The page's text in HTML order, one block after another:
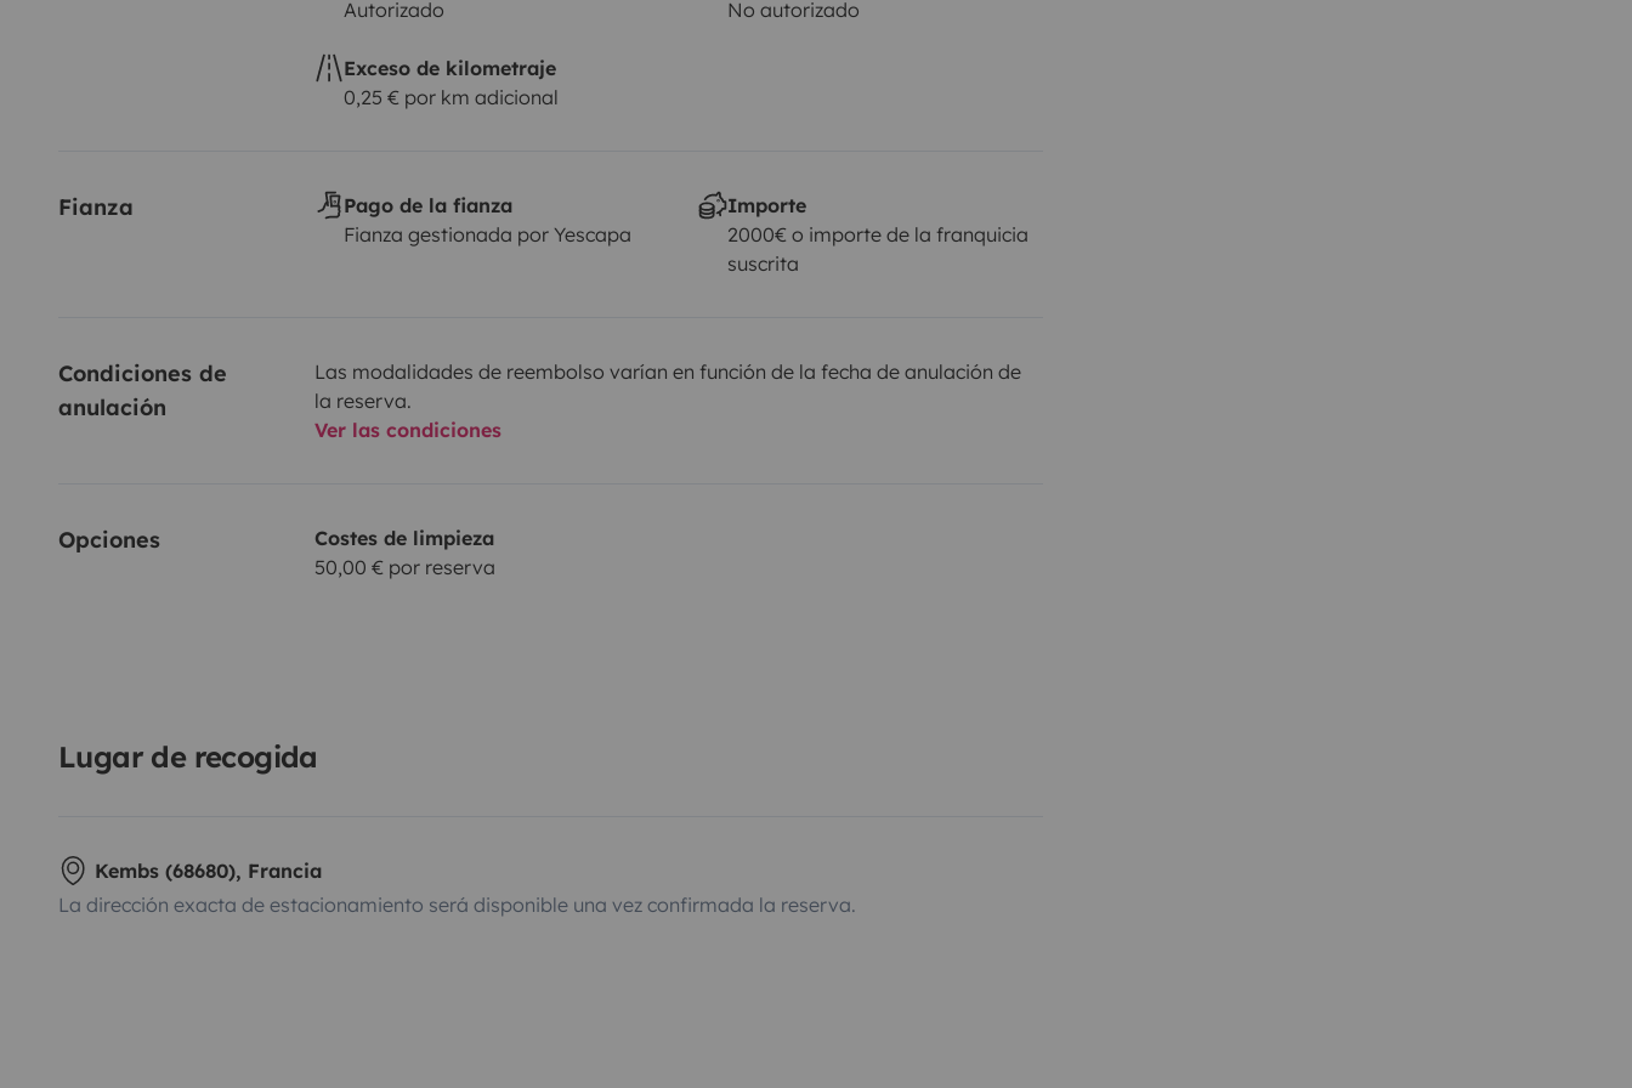
Autorizado
No autorizado
Exceso de kilometraje
0,25 € por km adicional
Fianza
Pago de la fianza
Fianza gestionada por Yescapa
Importe
2000€ o importe de la franquicia
suscrita
Condiciones de
anulación
Las modalidades de reembolso varían en función de la fecha de anulación de
la reserva.
Ver las condiciones
Opciones
Costes de limpieza
50,00 € por reserva
Lugar de recogida
Kembs (68680), Francia
La dirección exacta de estacionamiento será disponible una vez confirmada la reserva.